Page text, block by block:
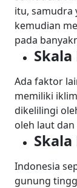
itu, samudra
kemudian
pada
Skala
Ada faktor
memiliki
dikelilingi
oleh laut dan
Indonesia
gunung